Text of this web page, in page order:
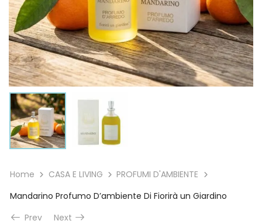
Home CASA E LIVING
PROFUMI D'AMBIENTE
Mandarino Profumo D’ambiente Di Fiorirà un Giardino
Prev
Next